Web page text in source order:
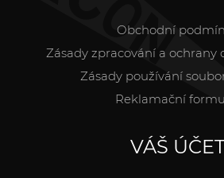
Obchodní
Zásady zpracování a ochrany
Zásady používání
Reklamační
VÁŠ